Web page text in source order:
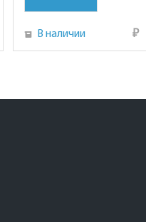
В наличии ₽